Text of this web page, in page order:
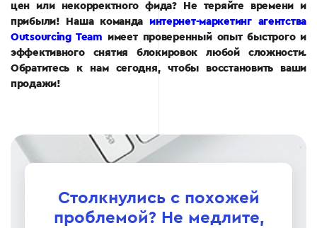
цен или некорректного фида? Не теряйте времени и
прибыли! Наша команда интернет-маркетинг агентства
Outsourcing Team имеет проверенный опыт быстрого и
эффективного снятия блокировок любой сложности.
Обратитесь к нам сегодня, чтобы восстановить ваши
продажи!
Столкнулись с похожей
проблемой? Не медлите,